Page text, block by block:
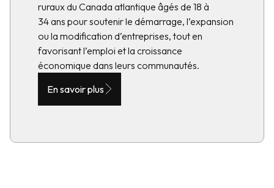
ruraux du Canada atlantique âgés de 18 à
34 ans pour soutenir le démarrage, l’expansion
ou la modification d’entreprises, tout en
favorisant l’emploi et la croissance
économique dans leurs communautés.
En savoir plus